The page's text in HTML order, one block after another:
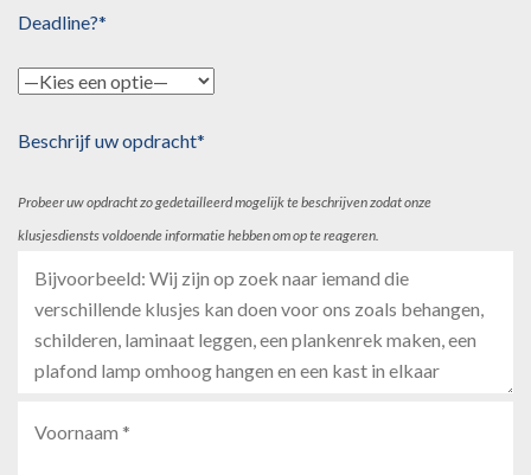
Deadline?*
Beschrijf uw opdracht*
Probeer uw opdracht zo gedetailleerd mogelijk te beschrijven zodat onze
klusjesdiensts voldoende informatie hebben om op te reageren.